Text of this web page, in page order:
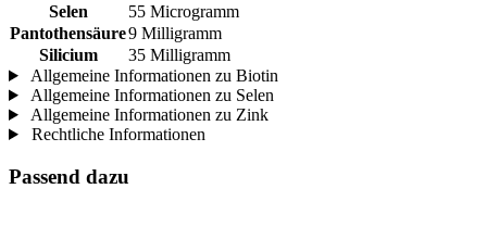
Selen
55 Microgramm
Pantothensäure9 Milligramm
Silicium
35 Milligramm
Allgemeine Informationen zu Biotin
Allgemeine Informationen zu Selen
Allgemeine Informationen zu Zink
Rechtliche Informationen
Passend dazu